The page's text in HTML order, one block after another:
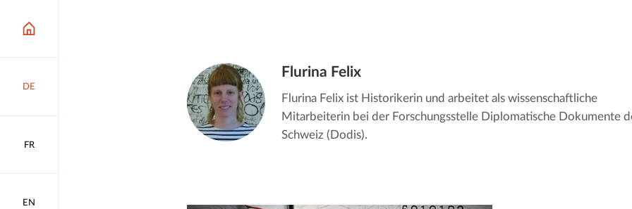
DE
FR
EN
Flurina Felix
Flurina Felix ist Historikerin und arbeitet als wissenschaftliche
Mitarbeiterin bei der Forschungsstelle Diplomatische Dokumente
Schweiz (Dodis).